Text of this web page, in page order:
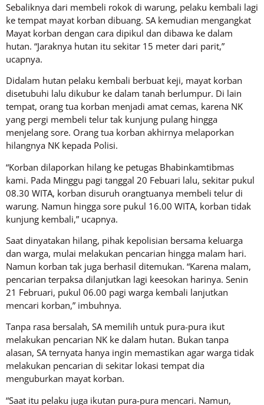
Sebaliknya dari membeli rokok di warung, pelaku kembali lagi
ke tempat mayat korban dibuang. SA kemudian mengangkat
Mayat korban dengan cara dipikul dan dibawa ke dalam
hutan. “Jaraknya hutan itu sekitar 15 meter dari parit,”
ucapnya.
Didalam hutan pelaku kembali berbuat keji, mayat korban
disetubuhi lalu dikubur ke dalam tanah berlumpur. Di lain
tempat, orang tua korban menjadi amat cemas, karena NK
yang pergi membeli telur tak kunjung pulang hingga
menjelang sore. Orang tua korban akhirnya melaporkan
hilangnya NK kepada Polisi.
“Korban dilaporkan hilang ke petugas Bhabinkamtibmas
kami. Pada Minggu pagi tanggal 20 Febuari lalu, sekitar pukul
08.30 WITA, korban disuruh orangtuanya membeli telur di
warung. Namun hingga sore pukul 16.00 WITA, korban tidak
kunjung kembali,” ucapnya.
Saat dinyatakan hilang, pihak kepolisian bersama keluarga
dan warga, mulai melakukan pencarian hingga malam hari.
Namun korban tak juga berhasil ditemukan. “Karena malam,
pencarian terpaksa dilanjutkan lagi keesokan harinya. Senin
21 Februari, pukul 06.00 pagi warga kembali lanjutkan
mencari korban,” imbuhnya.
Tanpa rasa bersalah, SA memilih untuk pura-pura ikut
melakukan pencarian NK ke dalam hutan. Bukan tanpa
alasan, SA ternyata hanya ingin memastikan agar warga tidak
melakukan pencarian di sekitar lokasi tempat dia
menguburkan mayat korban.
“Saat itu pelaku juga ikutan pura-pura mencari. Namun,